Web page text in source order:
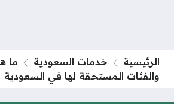
الرئيسية خدمات السعودية
ما
والفئات المستحقة لها في السعودية